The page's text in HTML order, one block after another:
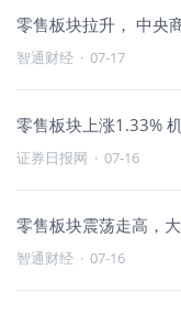
零售板块拉升， 中央
智通财经 · 07-17
零售板块上涨1.33%
证券日报网 · 07-16
零售板块震荡走高，
智通财经 · 07-16